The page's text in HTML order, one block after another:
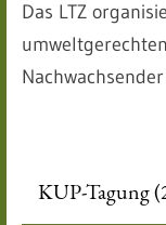
Das LTZ
KUP-Tagung